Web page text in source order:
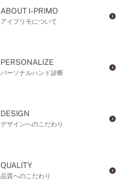
ABOUT I-PRIMO
アイプリモについて
PERSONALIZE
パーソナルハンド診断
DESIGN
デザインへのこだわり
QUALITY
品質へのこだわり